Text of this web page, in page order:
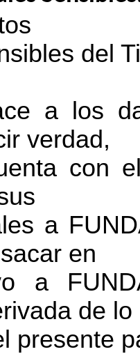
del
a los
verdad,
con
a
en
a
de lo
presente